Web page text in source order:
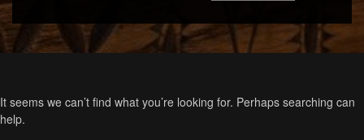
日本語
It seems we can’t find what you’re looking for. Perhaps searching can
help.